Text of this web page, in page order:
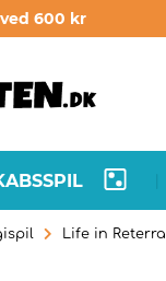
600 kr
Life in Reterra